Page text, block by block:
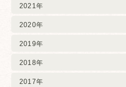
2021年
2020年
2019年
2018年
2017年